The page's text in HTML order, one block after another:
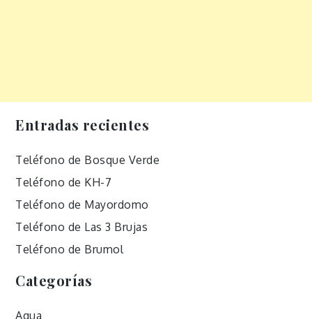
Entradas recientes
Teléfono de Bosque Verde
Teléfono de KH-7
Teléfono de Mayordomo
Teléfono de Las 3 Brujas
Teléfono de Brumol
Categorías
Agua